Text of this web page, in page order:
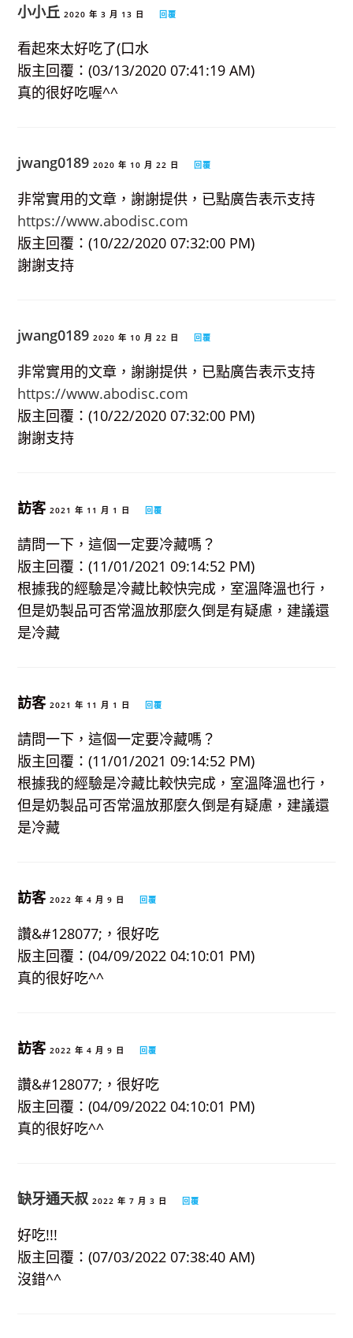
小小丘 2020 年 3 月 13 日 回覆
看起來太好吃了(口水
版主回覆：(03/13/2020 07:41:19 AM)
真的很好吃喔^^
jwang0189 2020 年 10 月 22 日 回覆
非常實用的文章，謝謝提供，已點廣告表示支持
https://www.abodisc.com
版主回覆：(10/22/2020 07:32:00 PM)
謝謝支持
jwang0189 2020 年 10 月 22 日 回覆
非常實用的文章，謝謝提供，已點廣告表示支持
https://www.abodisc.com
版主回覆：(10/22/2020 07:32:00 PM)
謝謝支持
訪客2021 年 11 月 1 日 回覆
請問一下，這個一定要冷藏嗎？
版主回覆：(11/01/2021 09:14:52 PM)
根據我的經驗是冷藏比較快完成，室溫降溫也行，
但是奶製品可否常溫放那麼久倒是有疑慮，建議還
是冷藏
訪客2021 年 11 月 1 日 回覆
請問一下，這個一定要冷藏嗎？
版主回覆：(11/01/2021 09:14:52 PM)
根據我的經驗是冷藏比較快完成，室溫降溫也行，
但是奶製品可否常溫放那麼久倒是有疑慮，建議還
是冷藏
訪客2022 年 4 月 9 日 回覆
讚&#128077;，很好吃
版主回覆：(04/09/2022 04:10:01 PM)
真的很好吃^^
訪客2022 年 4 月 9 日 回覆
讚&#128077;，很好吃
版主回覆：(04/09/2022 04:10:01 PM)
真的很好吃^^
缺牙通天叔 2022 年 7 月 3 日 回覆
好吃!!!
版主回覆：(07/03/2022 07:38:40 AM)
沒錯^^